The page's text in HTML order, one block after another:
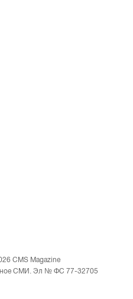
CMS Magazine
СМИ. Эл № ФС 77-32705